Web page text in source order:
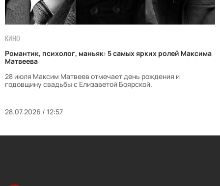
КИНО
Романтик, психолог, маньяк: 5 самых ярких ролей Максима
Матвеева
28 июля Максим Матвеев отмечает день рождения и
годовщину свадьбы с Елизаветой Боярской.
28.07.2026 / 12:57